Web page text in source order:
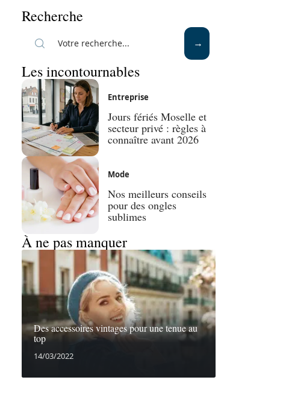
Recherche
Les incontournables
Entreprise
Jours fériés Moselle et
secteur privé : règles à
connaître avant 2026
Mode
Nos meilleurs conseils
pour des ongles
sublimes
À ne pas manquer
Des accessoires vintages pour une tenue au
top
14/03/2022